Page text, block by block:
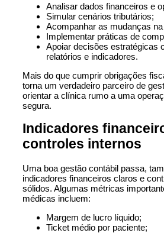
Analisar dados financeiros e
Simular cenários tributários;
Acompanhar as mudanças
Implementar práticas de
Apoiar decisões estratégicas
relatórios e indicadores.
Mais do que cumprir obrigações
torna um verdadeiro parceiro de
orientar a clínica rumo a uma
segura.
Indicadores
controles internos
Uma boa gestão contábil passa,
indicadores financeiros claros e
sólidos. Algumas métricas
médicas incluem:
Margem de lucro líquido;
Ticket médio por paciente;